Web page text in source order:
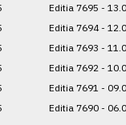
Editia 7695 -
Editia 7694 -
Editia 7693 -
Editia 7692 -
Editia 7691 -
Editia 7690 -